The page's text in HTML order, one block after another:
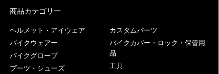
商品カテゴリー
ヘルメット・アイウェア
バイクウェアー
バイクグローブ
ブーツ・シューズ
カスタムパーツ
バイクカバー・ロック・保管用
品
工具